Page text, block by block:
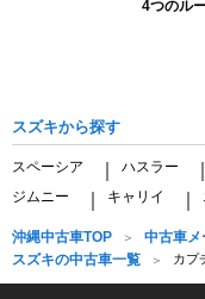
4つのル
スズキから探す
スペーシア ハスラー
ジムニー キャリイ
沖縄中古車TOP 中古車メ
スズキの中古車一覧
カプ